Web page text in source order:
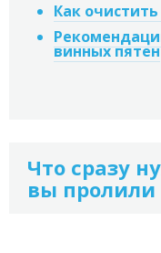
Как
винных пятен
Что сразу
вы пролили